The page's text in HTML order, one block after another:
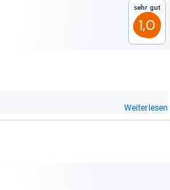
Sehr gut
1,0
Weiterlesen